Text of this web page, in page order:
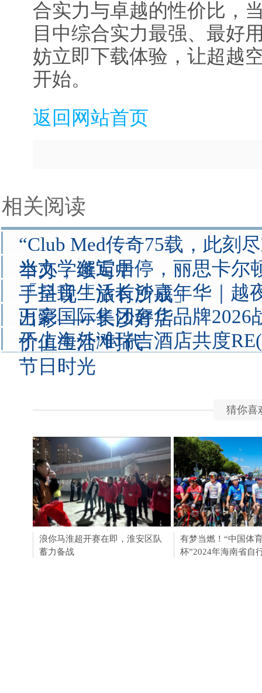
合实力与卓越的性价比，
目中综合实力最强、最好
妨立即下载体验，让超越
开始。
返回网站首页
相关阅读
“Club Med传奇75载，此刻
举办，续写中
当文学邂逅居停，丽思卡尔
手呈现「旅有所成」
「抖音生活长沙嘉年华｜越
出彩——长沙好店
万豪国际集团奢华品牌2026
价值生活”时代
于上海外滩瑞吉酒店共度
节日时光
猜你喜
浪你马淮超开赛在即，淮安区队
蓄力备战
淮安成功举办第四届
会211个签约项目 总
有梦当燃！“中国体
杯”2024年海南省自